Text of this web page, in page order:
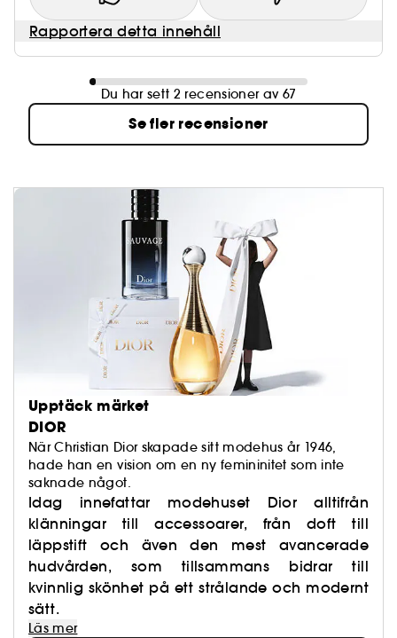
Rapportera detta innehåll
Du har sett 2 recensioner av 67
Se fler recensioner
Upptäck märket
DIOR
När Christian Dior skapade sitt modehus år 1946,
hade han en vision om en ny femininitet som inte
saknade något.
Idag innefattar modehuset Dior alltifrån
klänningar till accessoarer, från doft till
läppstift och även den mest avancerade
hudvården, som tillsammans bidrar till
kvinnlig skönhet på ett strålande och modernt
sätt.
Läs mer